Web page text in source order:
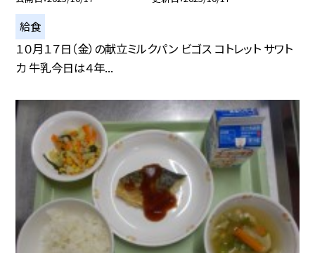
給食
１０月１７日（金）の献立ミルクパン ビゴス コトレット サワト
カ 牛乳今日は４年...